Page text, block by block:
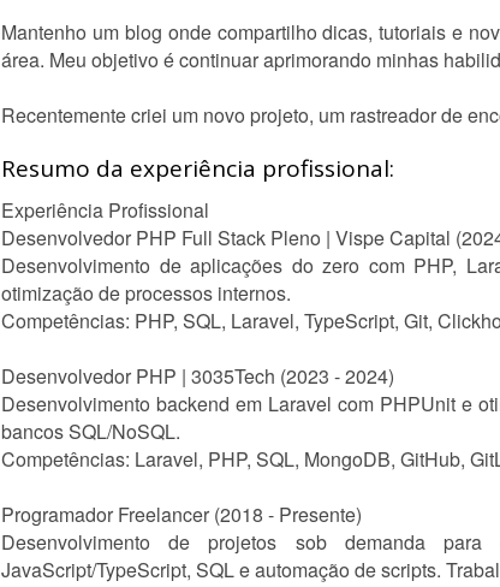
Mantenho um blog onde compartilho dicas, tutoriais e
área. Meu objetivo é continuar aprimorando minhas
Recentemente criei um novo projeto, um rastreador de
Resumo da experiência profissional:
Experiência Profissional
Desenvolvedor PHP Full Stack Pleno | Vispe Capital
Desenvolvimento de aplicações do zero com PHP,
otimização de processos internos.
Competências: PHP, SQL, Laravel, TypeScript, Git,
Desenvolvedor PHP | 3035Tech (2023 - 2024)
Desenvolvimento backend em Laravel com PHPUnit e
bancos SQL/NoSQL.
Competências: Laravel, PHP, SQL, MongoDB, GitHub,
Programador Freelancer (2018 - Presente)
Desenvolvimento de projetos sob demanda para
JavaScript/TypeScript, SQL e automação de scripts.